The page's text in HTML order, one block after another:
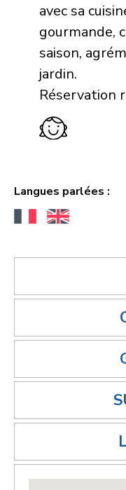
avec sa
gourmande,
saison,
jardin.
Réservation
Langues parlées :